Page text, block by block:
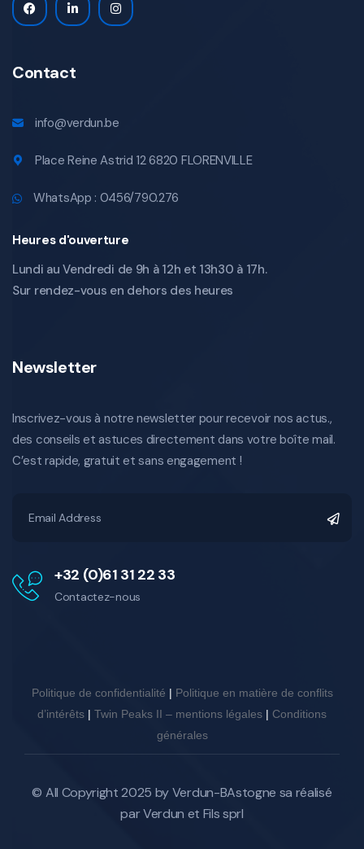
Contact
info@verdun.be
Place Reine Astrid 12 6820 FLORENVILLE
WhatsApp : 0456/790.276
Heures d'ouverture
Lundi au Vendredi de 9h à 12h et 13h30 à 17h.
Sur rendez-vous en dehors des heures
Newsletter
Inscrivez-vous à notre newsletter pour recevoir nos actus.,
des conseils et astuces directement dans votre boîte mail.
C’est rapide, gratuit et sans engagement !
+32 (0)61 31 22 33
Contactez-nous
Politique de confidentialité | Politique en matière de conflits
d’intérêts | Twin Peaks II – mentions légales | Conditions
générales
© All Copyright 2025 byVerdun-BAstogne sa réalisé
par Verdun et Fils sprl